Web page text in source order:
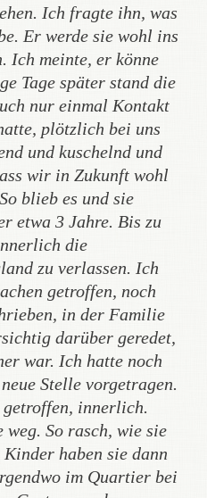
Ich fragte ihn, was
Er werde sie wohl ins
Ich meinte, er könne
Tage später stand die
nur einmal Kontakt
plötzlich bei uns
und kuschelnd und
wir in Zukunft wohl
blieb es und sie
etwa 3 Jahre. Bis zu
die
zu verlassen. Ich
getroffen, noch
in der Familie
darüber geredet,
war. Ich hatte noch
Stelle vorgetragen.
innerlich.
So rasch, wie sie
Kinder haben sie dann
im Quartier bei